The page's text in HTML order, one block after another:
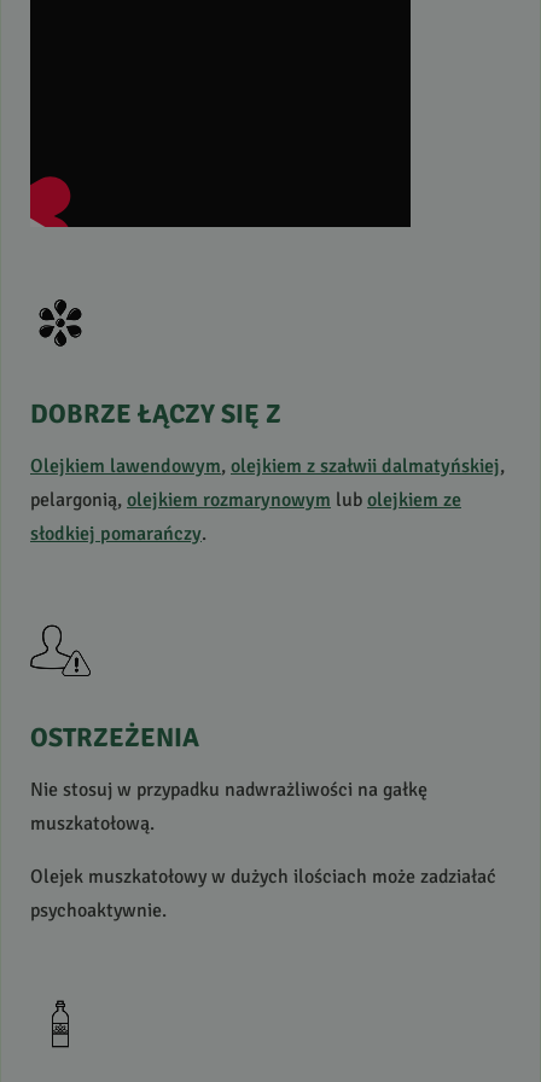
DOBRZE ŁĄCZYSIĘ Z
Olejkiem lawendowym, olejkiem z szałwii dalmatyńskiej,
pelargonią, olejkiem rozmarynowym lub olejkiem ze
słodkiej pomarańczy.
OSTRZEŻENIA
Nie stosuj w przypadku nadwrażliwości na gałkę
muszkatołową.
Olejek muszkatołowy w dużych ilościach może zadziałać
psychoaktywnie.